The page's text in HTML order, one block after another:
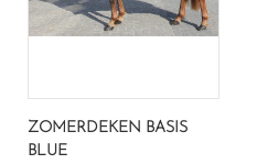
ZOMERDEKEN BASIS
BLUE